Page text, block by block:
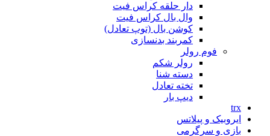
دار حلقه کراس فیت
وال بال کراس فیت
کوشن بال (توپ تعادل)
کمربند بدنسازی
فوم رولر
رولر شکم
دسته شنا
تخته تعادل
دیپ بار
trx
ایروبیک و پیلاتس
بازی و سرگرمی